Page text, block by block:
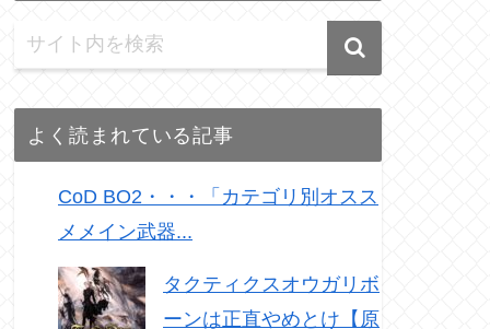
よく読まれている記事
CoD BO2・・・「カテゴリ別オスス
メメイン武器...
タクティクスオウガリボ
ーンは正直やめとけ【原